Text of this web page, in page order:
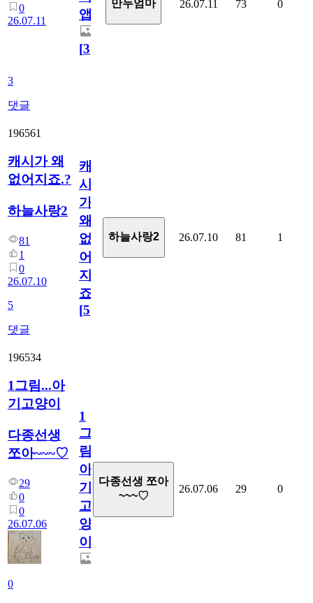
0
26.07.11
3
댓글
앱.
[3]
만두엄마 26.07.11 73 0
196561
캐시가 왜
없어지죠.?
하늘사랑2
81
1
0
26.07.10
5
댓글
캐
시
가
왜
없
어
지
죠.?
[5]
하늘사랑2 26.07.10 81 1
196534
1그림...아
기고양이
다종선생
쪼아~~~♡
29
0
0
26.07.06
0
1
그
림...
아
기
고
양
이
다종선생 쪼아
~~~♡
26.07.06 29 0